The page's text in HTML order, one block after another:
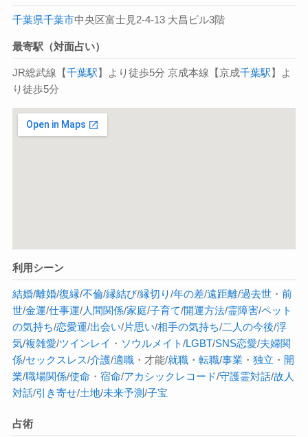
千葉県千葉市中央区富士見2-4-13 大昌ビル3階
最寄駅（対面占い）
JR総武線【千葉駅】より徒歩5分 京成本線【京成千葉駅】よ
り徒歩5分
利用シーン
結婚/離婚/復縁/不倫/縁結び/縁切り/年の差/遠距離/過去世・ 前
世/金運/仕事運/人間関係/家庭/子育て/開運方法/霊障害/ペット
の気持ち/恋愛運/出会い/片思い/相手の気持ち/二人の今後/浮
気/複雑愛/ツインレイ ・ ソウルメイト/LGBT/SNS恋愛/夫婦関
係/セックスレス/介護/適職・才能/就職・ 転職/事業 ・ 独立 ・ 開
業/職場関係/使命 ・ 宿命/アカシックレコード/守護霊対話/故人
対話/引き寄せ/土地/未来予測/子宝
占術